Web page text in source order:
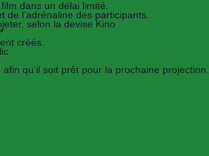
dans un délai limité.
de l’adrénaline des participants.
selon la devise Kino :
créés.
qu’il soit prêt pour la prochaine projection.